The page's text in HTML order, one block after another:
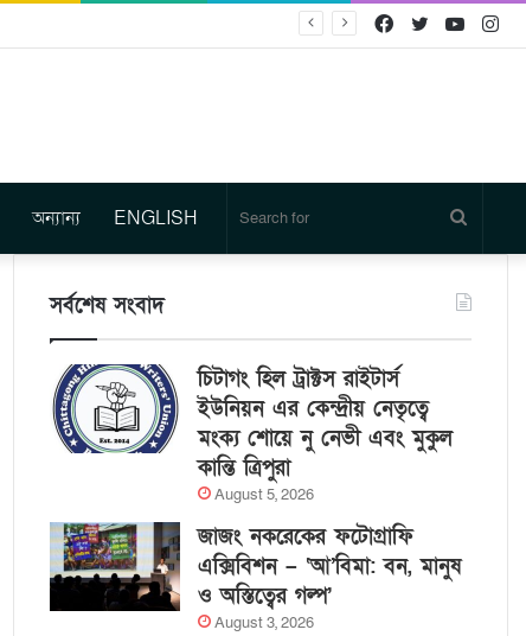
Twitter
Facebook
অন্যান্য ENGLISH
for
সর্বশেষ সংবাদ
চিটাগং হিল ট্রাক্টস রাইটার্স
ইউনিয়ন এর কেন্দ্রীয় নেতৃত্বে
মংক্য শোয়ে নু নেভী এবং মুকুল
কান্তি ত্রিপুরা
August 5, 2026
জাজং নকরেকের ফটোগ্রাফি
এক্সিবিশন – ‘আ’বিমা: বন, মানুষ
ও অস্তিত্বের গল্প’
August 3, 2026